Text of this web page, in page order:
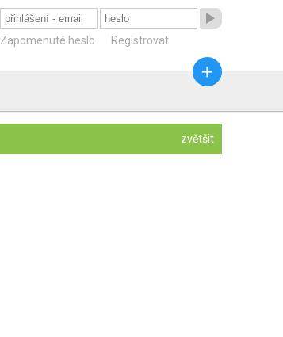

Zapomenuté heslo Registrovat

zvětšit